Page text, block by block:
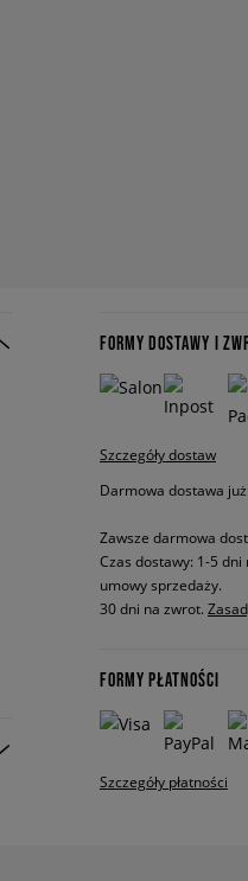
FORMY DOSTAWY I
Szczegóły dostaw
Darmowa dostawa już
Zawsze darmowa
Czas dostawy: 1-5
umowy sprzedaży.
30 dni na zwrot.
FORMY PŁATNOŚCI
Szczegóły płatności